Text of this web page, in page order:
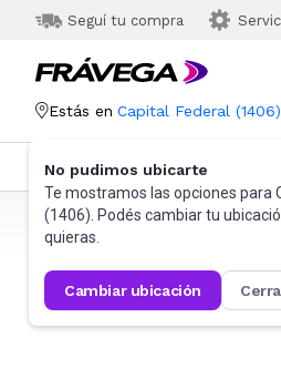
Seguí tu compra
Estás en Capital Federal (1406)
No pudimos ubicarte
Te mostramos las opciones para
(1406). Podés cambiar tu
quieras.
cambiar ubicación
Categorías Más Vendidos
Frávega Belleza y Cuidado